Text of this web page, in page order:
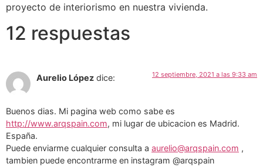
proyecto de interiorismo en nuestra vivienda.
12 respuestas
Aurelio López dice: 12 septiembre, 2021 a las 9:33 am
Buenos dias. Mi pagina web como sabe es
http://www.arqspain.com, mi lugar de ubicacion es Madrid.
España.
Puede enviarme cualquier consulta a aurelio@arqspain.com ,
tambien puede encontrarme en instagram @arqspain